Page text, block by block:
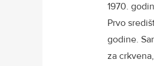
1970.
Prvo
godine.
za